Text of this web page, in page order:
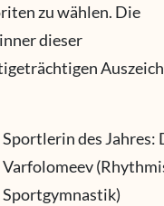
zu wählen. Die
dieser
Sportlerin des Jahres:
Varfolomeev
Sportgymnastik)